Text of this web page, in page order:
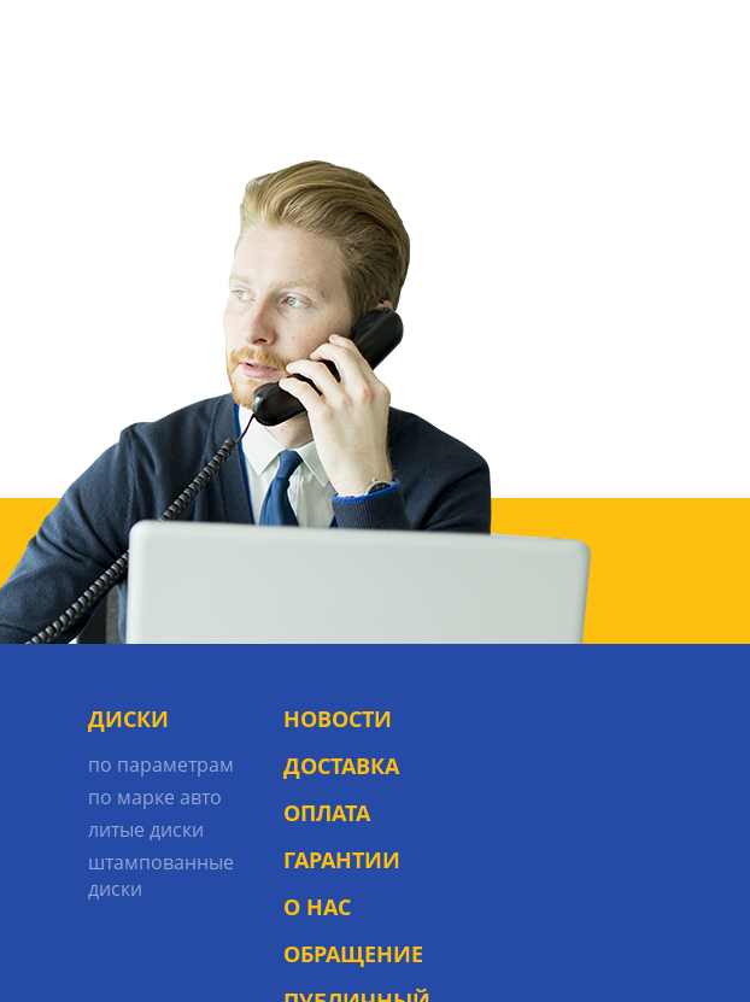
ДИСКИ
по параметрам
по марке авто
литые диски
штампованные
диски
НОВОСТИ
ДОСТАВКА
ОПЛАТА
ГАРАНТИИ
О НАС
ОБРАЩЕНИЕ